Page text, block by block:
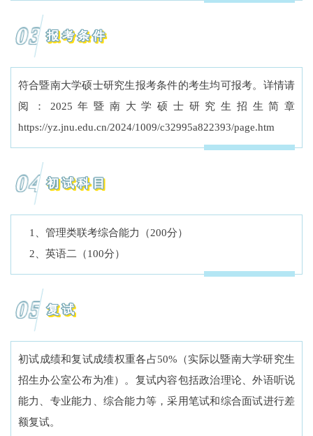
03报考条件
符合暨南大学硕士研究生报考条件的考生均可报考。详情请
阅：2025年暨南大学硕士研究生招生简章
https://yz.jnu.edu.cn/2024/1009/c32995a822393/page.htm
04初试科目
1、管理类联考综合能力（200分）
2、英语二（100分）
05复试
初试成绩和复试成绩权重各占50%（实际以暨南大学研究生
招生办公室公布为准）。复试内容包括政治理论、外语听说
能力、专业能力、综合能力等，采用笔试和综合面试进行差
额复试。